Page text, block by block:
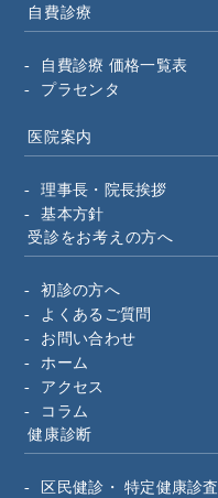
自費診療
自費診療 価格一覧表
プラセンタ
医院案内
理事長・院長挨拶
基本方針
受診をお考えの方へ
初診の方へ
よくあるご質問
お問い合わせ
ホーム
アクセス
コラム
健康診断
区民健診・ 特定健康診査